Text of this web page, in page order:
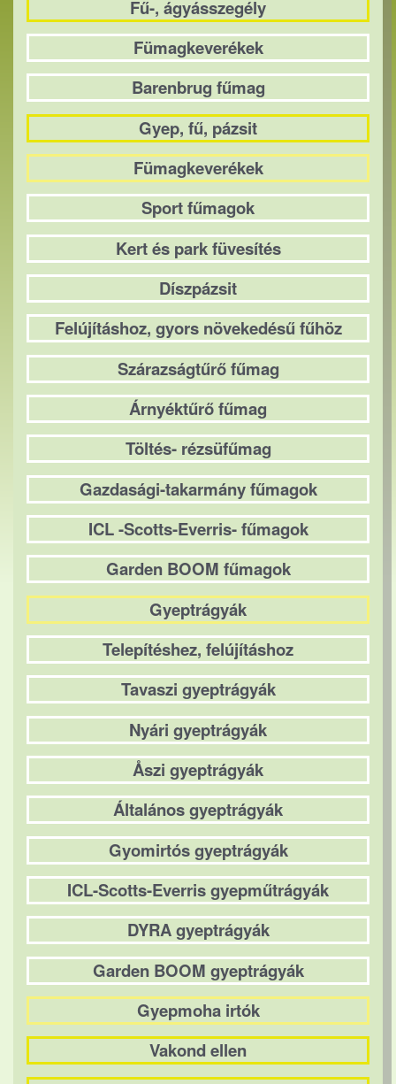
Fű-, ágyásszegély
Fümagkeverékek
Barenbrug fűmag
Gyep, fű, pázsit
Fümagkeverékek
Sport fűmagok
Kert és park füvesítés
Díszpázsit
Felújításhoz, gyors növekedésű fűhöz
Szárazságtűrő fűmag
Árnyéktűrő fűmag
Töltés- rézsüfűmag
Gazdasági-takarmány fűmagok
ICL -Scotts-Everris- fűmagok
Garden BOOM fűmagok
Gyeptrágyák
Telepítéshez, felújításhoz
Tavaszi gyeptrágyák
Nyári gyeptrágyák
Åszi gyeptrágyák
Általános gyeptrágyák
Gyomirtós gyeptrágyák
ICL-Scotts-Everris gyepműtrágyák
DYRA gyeptrágyák
Garden BOOM gyeptrágyák
Gyepmoha irtók
Vakond ellen